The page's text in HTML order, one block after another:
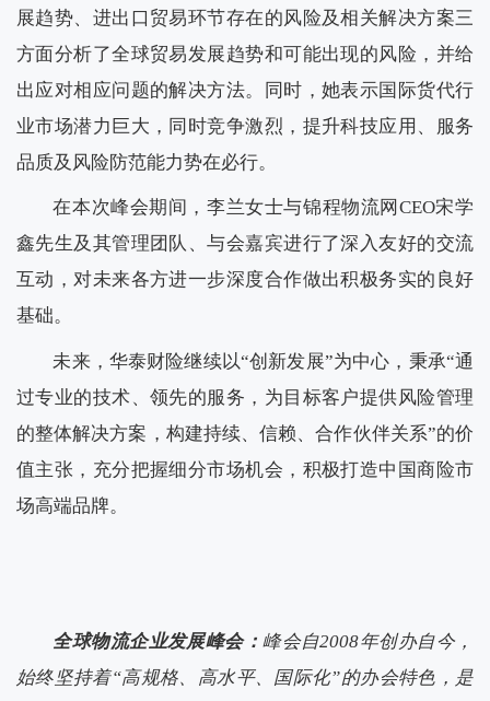
展趋势、进出口贸易环节存在的风险及相关解决方案三
方面分析了全球贸易发展趋势和可能出现的风险，并给
出应对相应问题的解决方法。同时，她表示国际货代行
业市场潜力巨大，同时竞争激烈，提升科技应用、服务
品质及风险防范能力势在必行。
在本次峰会期间，李兰女士与锦程物流网 CEO宋学
鑫先生及其管理团队、与会嘉宾进行了深入友好的交流
互动，对未来各方进一步深度合作做出积极务实的良好
基础。
未来，华泰财险继续以“创新发展”为中心，秉承“通
过专业的技术、领先的服务，为目标客户提供风险管理
的整体解决方案，构建持续、信赖、合作伙伴关系”的价
值主张，充分把握细分市场机会，积极打造中国商险市
场高端品牌。
全球物流企业发展峰会：峰会自2008年创办自今，
始终坚持着“高规格、高水平、国际化”的办会特色，是